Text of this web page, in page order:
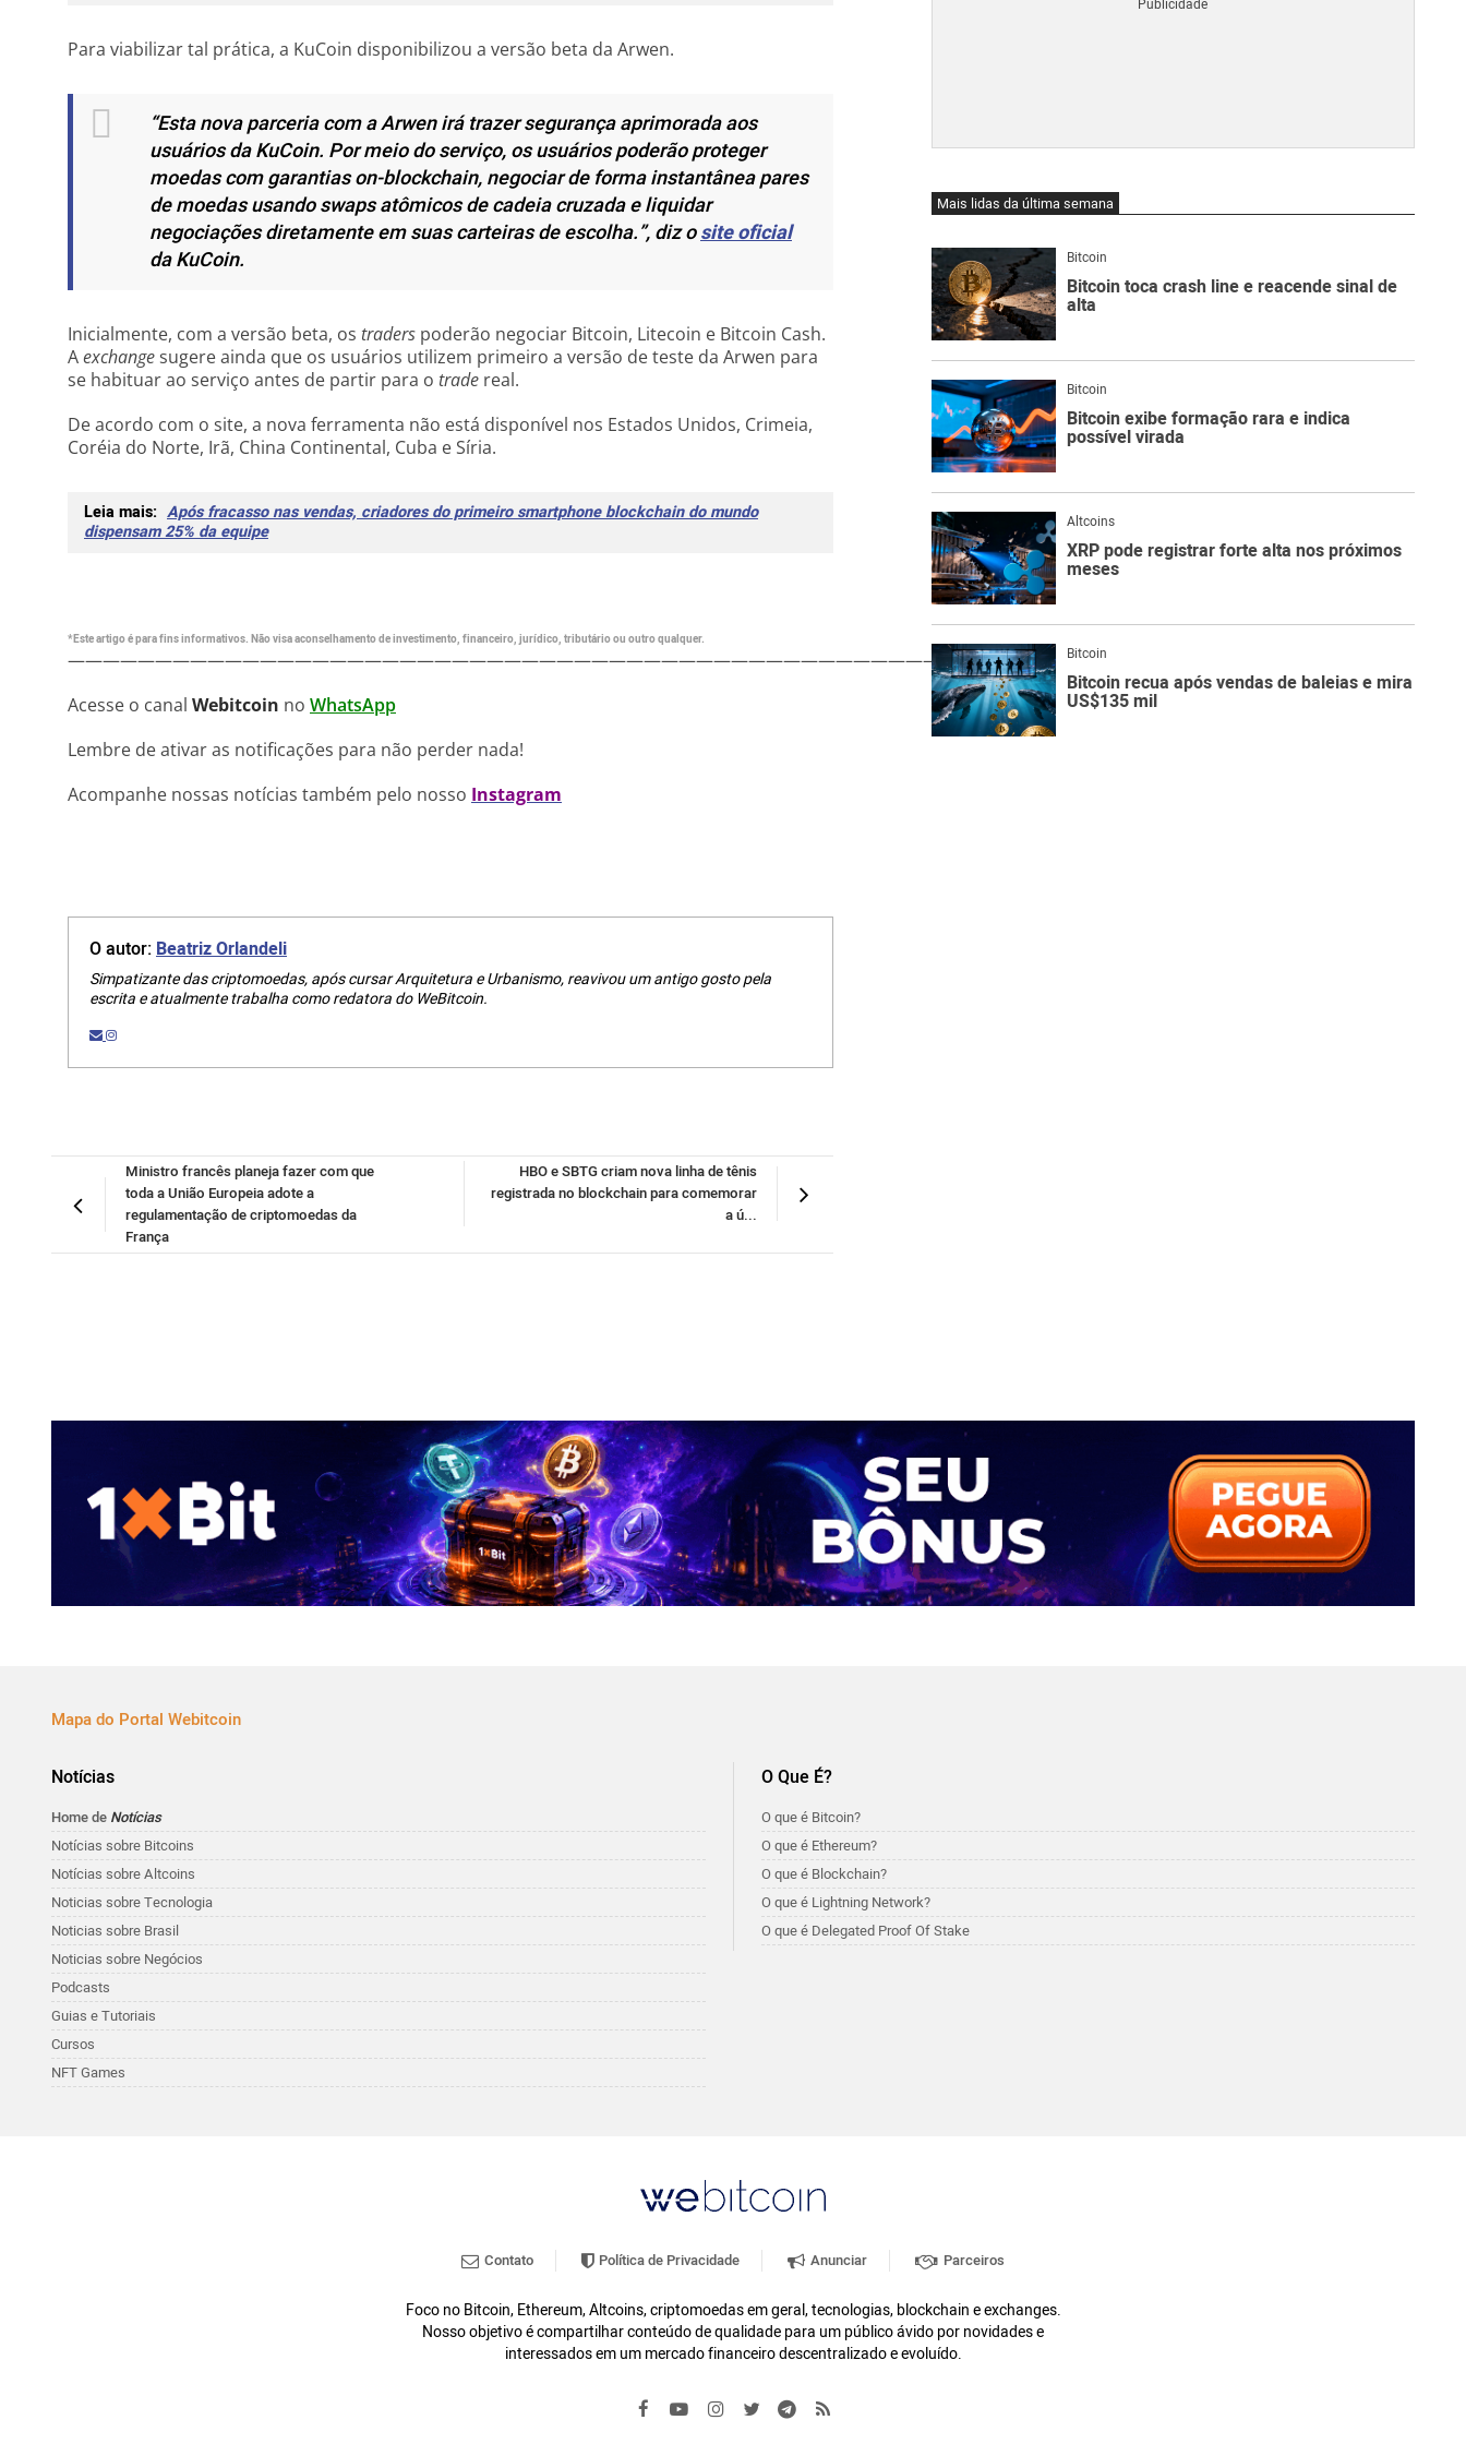
Para viabilizar tal prática, a KuCoin disponibilizou a versão beta da Arwen.
“Esta nova parceria com a Arwen irá trazer segurança aprimorada aos
usuários da KuCoin. Por meio do serviço, os usuários poderão proteger
moedas com garantias on-blockchain, negociar de forma instantânea pares
de moedas usando swaps atômicos de cadeia cruzada e liquidar
negociações diretamente em suas carteiras de escolha.”, diz osite oficial
da KuCoin.
Inicialmente, com a versão beta, os traders poderão negociar Bitcoin, Litecoin e Bitcoin Cash.
Aexchangesugere ainda que os usuários utilizem primeiro a versão de teste da Arwen para
se habituar ao serviço antes de partir para o trade real.
De acordo com o site, a nova ferramenta não está disponível nos Estados Unidos, Crimeia,
Coréia do Norte, Irã, China Continental, Cuba e Síria.
Leia mais: Após fracasso nas vendas, criadores do primeiro smartphone blockchain do mundo
dispensam 25% da equipe
*Este artigo é para fins informativos. Não visa aconselhamento de investimento, financeiro, jurídico, tributário ou outro qualquer.
———————————————————————————————————————————————————
Acesse o canal Webitcoin no WhatsApp
Lembre de ativar as notificações para não perder nada!
Acompanhe nossas notícias também pelo nosso Instagram
O autor:Beatriz Orlandeli
Simpatizante das criptomoedas, após cursar Arquitetura e Urbanismo, reavivou um antigo gosto pela
escrita e atualmente trabalha como redatora do WeBitcoin.
HBO e SBTG criam nova linha de tênis
registrada no blockchain para comemorar
a ú...
Ministro francês planeja fazer com que
toda a União Europeia adote a
regulamentação de criptomoedas da
França
Mais lidas da última semana
Bitcoin
Bitcoin toca crash line e reacende sinal de
alta
Bitcoin
Bitcoin exibe formação rara e indica
possível virada
Altcoins
XRP pode registrar forte alta nos próximos
meses
Bitcoin
Bitcoin recua após vendas de baleias e mira
US$135 mil
Mapa do Portal Webitcoin
Notícias
Home de Notícias
Notícias sobre Bitcoins
Notícias sobre Altcoins
Noticias sobre Tecnologia
Noticias sobre Brasil
Noticias sobre Negócios
Podcasts
Guias e Tutoriais
Cursos
NFT Games
O Que É?
O que é Bitcoin?
O que é Ethereum?
O que é Blockchain?
O que é Lightning Network?
O que é Delegated Proof Of Stake
Contato Política de Privacidade Anunciar Parceiros
Foco no Bitcoin, Ethereum, Altcoins, criptomoedas em geral, tecnologias, blockchain e exchanges.
Nosso objetivo é compartilhar conteúdo de qualidade para um público ávido por novidades e
interessados em um mercado financeiro descentralizado e evoluído.